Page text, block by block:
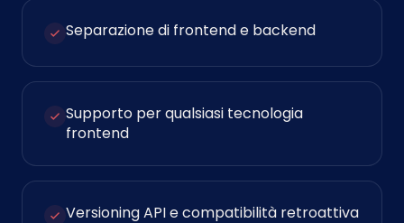
Separazione di frontend e backend
Supporto per qualsiasi tecnologia
frontend
Versioning API e compatibilità retroattiva